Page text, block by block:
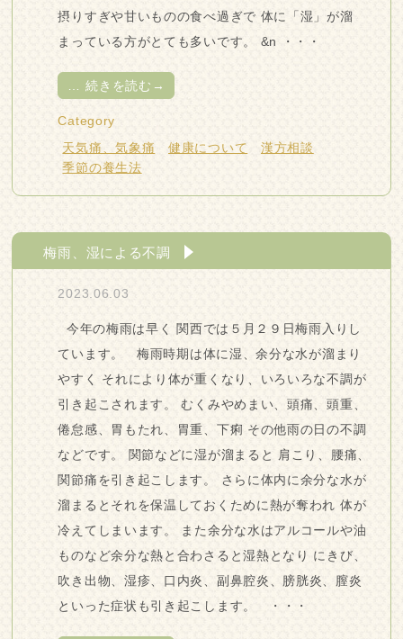
摂りすぎや甘いものの食べ過ぎで 体に「湿」が溜
まっている方がとても多いです。 &n ・・・
… 続きを読む→
Category
天気痛、気象痛
健康について
漢方相談
季節の養生法
梅雨、湿による不調
2023.06.03
今年の梅雨は早く 関西では５月２９日梅雨入りし
ています。 梅雨時期は体に湿、余分な水が溜まり
やすく それにより体が重くなり、いろいろな不調が
引き起こされます。 むくみやめまい、頭痛、頭重、
倦怠感、胃もたれ、胃重、下痢 その他雨の日の不調
などです。 関節などに湿が溜まると 肩こり、腰痛、
関節痛を引き起こします。 さらに体内に余分な水が
溜まるとそれを保温しておくために熱が奪われ 体が
冷えてしまいます。 また余分な水はアルコールや油
ものなど余分な熱と合わさると湿熱となり にきび、
吹き出物、湿疹、口内炎、副鼻腔炎、膀胱炎、膣炎
といった症状も引き起こします。 ・・・